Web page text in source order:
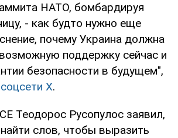
НАТО, бомбардируя
- как будто нужно еще
почему Украина должна
поддержку сейчас и
безопасности в будущем",
соцсети Х.
Теодорос Русопулос заявил,
слов, чтобы выразить